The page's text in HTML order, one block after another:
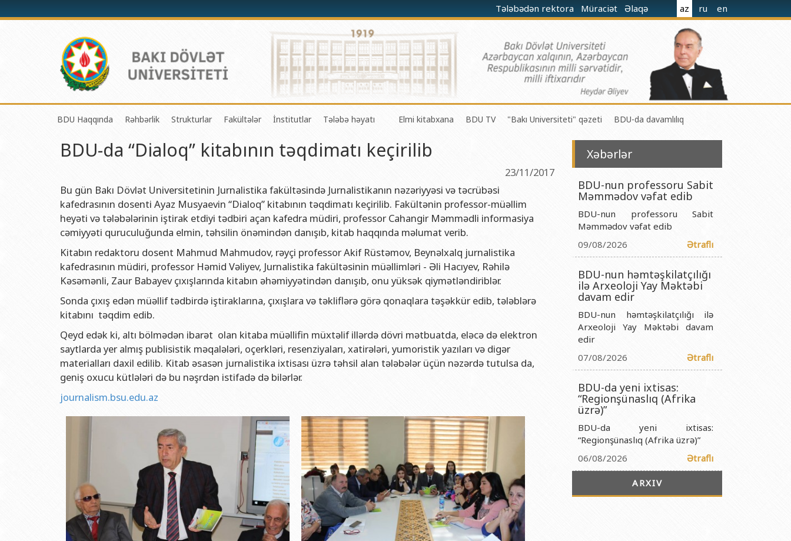
Tələbədən rektora Müraciət Əlaqə az ru en
BDU Haqqında
BDU-nun tarixi
BDU-nun İnkişaf Proqramı (2014-2020)
Akkreditasiya haqqında Sertifikat
BDU-nun üzv olduğu beynəlxalq təşkilatlar
Rektorlarımız
BDU-nun məzunları
Fəxri doktorlarımız
BDU-da tədris olunan ixtisaslar
Universitet tarixinin ən mühüm hadisələri
Rəhbərlik
Rektor
Elmi Şura
Dekanlar
Həmkarlar İttifaqı Komitəsi
Strukturlar
Tədrisin təşkili və idarə olunması Mərkəzi
Informasiya Texnologiyaları Mərkəzi
Beynəlxalq əlaqələr şöbəsi
Xarici tələbələrlə iş şöbəsi
Humanitar məsələlər və gənclər siyasəti şöbəsi
İnsan resursları və hüquq şöbəsi
Sənədlər və Müraciətlərlə iş şöbəsi
Keyfiyyətin təminatı, monitorinq şöbəsi
Psixoloji Yardım Sektoru
Mədəniyyət-yaradıcılıq Mərkəzi
Fakültələr
Mexanika-riyaziyyat fakültəsi
Fizika fakültəsi
Kimya fakültəsi
Biologiya fakültəsi
Coğrafiya fakültəsi
Geologiya fakültəsi
Filologiya fakültəsi
Beynəlxalq münasibətlər və iqtisadiyyat fakültəsi
Hüquq fakültəsi
Şərqşünasliq fakültəsi
Sosial elmlər və psixologiya fakültəsi
İnstitutlar
Fizika problemləri Elmi-Tədqiqat İnstitutu
Konfutsi İnstitutu
Azərbaycan Respublikasının Elm və Təhsil Nazirliyinin akademik M.Nağıyev adına Kataliz və Qeyri-üzvi Kimya İnstitutu
Azərbaycan Respublikasının Elm və Təhsil Nazirliyinin Riyaziyyat və Mexanika İnstitutu
Azərbaycan Respublikasının Elm və Təhsil Nazirliyinin Molekulyar Biologiya və Biotexnologiyalar İnstitutu
Azərbaycan Respublikasının Elm və Təhsil Nazirliyinin Fizika İnstitutu Publik Hüquqi Şəxsi
Azərbaycan Respublikasının Elm və Təhsil Nazirliyinin Riyaziyyat İnstitutu Publik Hüquqi Şəxsi
Azərbaycan Respublikasının Elm və Təhsil Nazirliyinin Kimya İnstitutu Publik Hüquqi Şəxsi
Azərbaycan Respublikasının Elm və Təhsil Nazirliyinin Molekulyar Biologiya İnstitutu Publik Hüquqi Şəxsi
Tələbə həyatı
Gənc Alimlər Şurası
Tələbə Gənclər Təşkilatı
SABAH qrupları haqqında
Elmi kitabxana BDU TV "Bakı Universiteti" qəzeti BDU-da davamlılıq
BDU-da “Dialoq” kitabının təqdimatı keçirilib
23/11/2017
Bu gün Bakı Dövlət Universitetinin Jurnalistika fakültəsində Jurnalistikanın nəzəriyyəsi və təcrübəsi
kafedrasının dosenti Ayaz Musyaevin “Dialoq” kitabının təqdimatı keçirilib. Fakültənin professor-müəllim
heyəti və tələbələrinin iştirak etdiyi tədbiri açan kafedra müdiri, professor Cahangir Məmmədli informasiya
cəmiyyəti quruculuğunda elmin, təhsilin önəmindən danışıb, kitab haqqında məlumat verib.
Kitabın redaktoru dosent Mahmud Mahmudov, rəyçi professor Akif Rüstəmov, Beynəlxalq jurnalistika
kafedrasının müdiri, professor Həmid Vəliyev, Jurnalistika fakültəsinin müəllimləri - Əli Hacıyev, Rəhilə
Kəsəmənli, Zaur Babayev çıxışlarında kitabın əhəmiyyətindən danışıb, onu yüksək qiymətləndiriblər.
Sonda çıxış edən müəllif tədbirdə iştiraklarına, çıxışlara və təkliflərə görə qonaqlara təşəkkür edib, tələblərə
kitabını təqdim edib.
Qeyd edək ki, altı bölmədən ibarət olan kitaba müəllifin müxtəlif illərdə dövri mətbuatda, eləcə də elektron
saytlarda yer almış publisistik məqalələri, oçerkləri, resenziyaları, xatirələri, yumoristik yazıları və digər
materialları daxil edilib. Kitab əsasən jurnalistika ixtisası üzrə təhsil alan tələbələr üçün nəzərdə tutulsa da,
geniş oxucu kütlələri də bu nəşrdən istifadə də bilərlər.
journalism.bsu.edu.az
Xəbərlər
BDU-nun professoru Sabit
Məmmədov vəfat edib
BDU-nun professoru Sabit
Məmmədov vəfat edib
09/08/2026
Ətraflı
BDU-nun həmtəşkilatçılığı
ilə Arxeoloji Yay Məktəbi
davam edir
BDU-nun həmtəşkilatçılığı ilə
Arxeoloji Yay Məktəbi davam
edir
07/08/2026
Ətraflı
BDU-da yeni ixtisas:
“Regionşünaslıq (Afrika
üzrə)”
BDU-da yeni ixtisas:
“Regionşünaslıq (Afrika üzrə)”
06/08/2026
Ətraflı
ARXIV